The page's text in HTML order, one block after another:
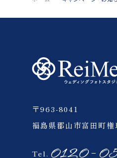
〒963-8041
福島県郡山市富田町権
Tel.